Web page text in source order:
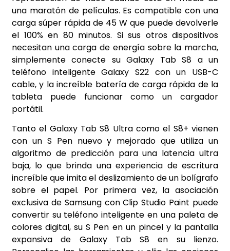
una maratón de películas. Es compatible con una
carga súper rápida de 45 W que puede devolverle
el 100% en 80 minutos. Si sus otros dispositivos
necesitan una carga de energía sobre la marcha,
simplemente conecte su Galaxy Tab S8 a un
teléfono inteligente Galaxy S22 con un USB-C
cable, y la increíble batería de carga rápida de la
tableta puede funcionar como un cargador
portátil.
Tanto el Galaxy Tab S8 Ultra como el S8+ vienen
con un S Pen nuevo y mejorado que utiliza un
algoritmo de predicción para una latencia ultra
baja, lo que brinda una experiencia de escritura
increíble que imita el deslizamiento de un bolígrafo
sobre el papel. Por primera vez, la asociación
exclusiva de Samsung con Clip Studio Paint puede
convertir su teléfono inteligente en una paleta de
colores digital, su S Pen en un pincel y la pantalla
expansiva de Galaxy Tab S8 en su lienzo.